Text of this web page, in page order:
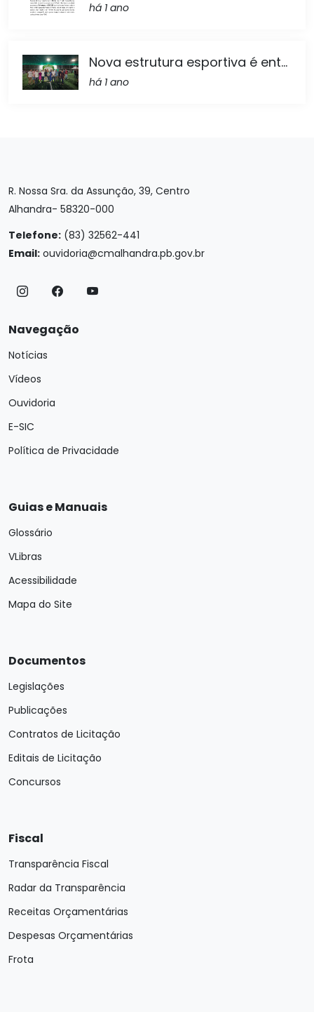
há 1 ano
Nova estrutura esportiva é ent...
há 1 ano
R. Nossa Sra. da Assunção, 39, Centro
Alhandra- 58320-000
Telefone: (83) 32562-441
Email: ouvidoria@cmalhandra.pb.gov.br
Navegação
Notícias
Vídeos
Ouvidoria
E-SIC
Política de Privacidade
Guias e Manuais
Glossário
VLibras
Acessibilidade
Mapa do Site
Documentos
Legislações
Publicações
Contratos de Licitação
Editais de Licitação
Concursos
Fiscal
Transparência Fiscal
Radar da Transparência
Receitas Orçamentárias
Despesas Orçamentárias
Frota